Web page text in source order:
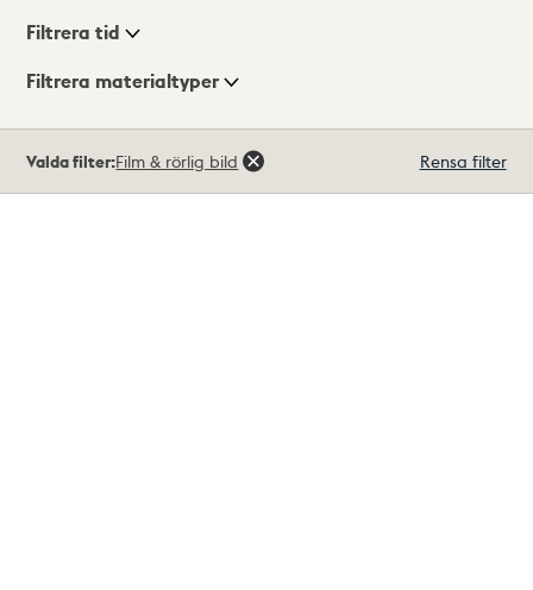
Visningsläge
Filtrera tid
Filtrera materialtyper
träffar
Valda filter:Film & rörlig bild Rensa filter